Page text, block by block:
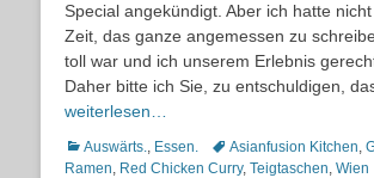
Special angekündigt. Aber ich hatte
Zeit, das ganze angemessen zu
toll war und ich unserem Erlebnis
Daher bitte ich Sie, zu entschuldigen,
weiterlesen…
Kategorien
Auswärts., Essen. Schlagworte
Asianfusion Kitchen,
Ramen, Red Chicken Curry, Teigtaschen, Wien